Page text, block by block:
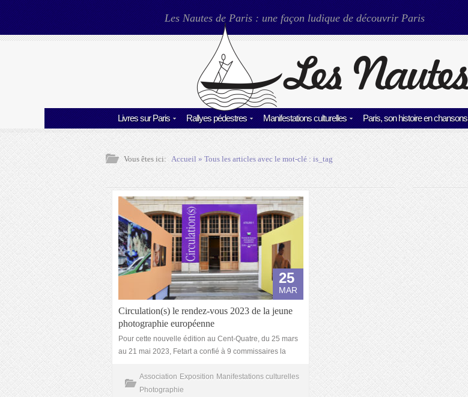
Les Nautes de Paris : une façon ludique de découvrir Paris
Livres sur Paris Rallyes pédestres Manifestations culturelles Paris, son histoire en chansons
Vous êtes ici: Accueil» Tous les articles avec le mot-clé :is_tag
25
MAR
Circulation(s) le rendez-vous 2023 de la jeune
photographie européenne
Pour cette nouvelle édition au Cent-Quatre, du 25 mars
au 21 mai 2023, Fetart a confié à 9 commissaires la
Association Exposition Manifestations culturelles
Photographie